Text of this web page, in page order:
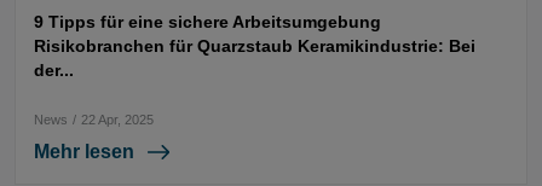
9 Tipps für eine sichere Arbeitsumgebung
Risikobranchen für Quarzstaub Keramikindustrie: Bei
der...
News / 22 Apr, 2025
Mehr lesen